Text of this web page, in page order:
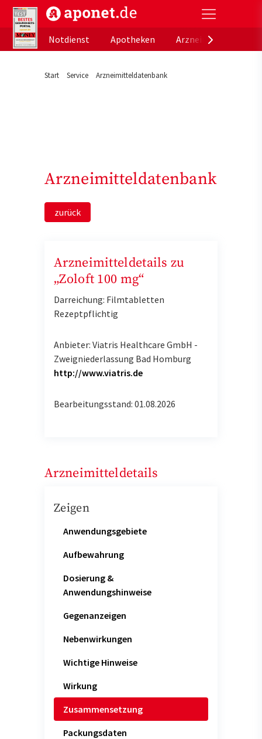
aponet.de - Das offizielle Gesundheitsportal der
Notdienst
Apotheken
Start Service Arzneimitteldatenbank
Arzneimitteldatenbank
zurück
Arzneimitteldetails zu
„Zoloft 100 mg“
Darreichung: Filmtabletten
Rezeptpflichtig
Anbieter: Viatris Healthcare GmbH -
Zweigniederlassung Bad Homburg
http://www.viatris.de
Bearbeitungsstand: 01.08.2026
Arzneimitteldetails
Zeigen
Anwendungsgebiete
Aufbewahrung
Dosierung &
Anwendungshinweise
Gegenanzeigen
Nebenwirkungen
Wichtige Hinweise
Wirkung
Zusammensetzung
Packungsdaten